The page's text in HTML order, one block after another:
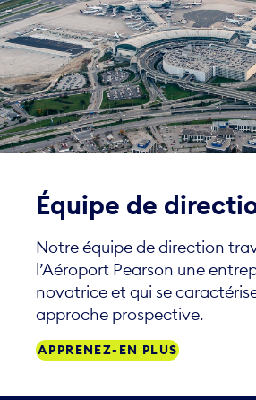
Équipe de
Notre équipe de direction
l’Aéroport Pearson une
novatrice et qui se
approche prospective.
APPRENEZ-EN PLUS